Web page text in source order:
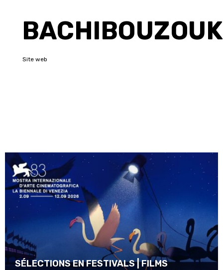
BACHIBOUZOUK
Site web
SÉLECTIONS EN FESTIVALS | FILMS